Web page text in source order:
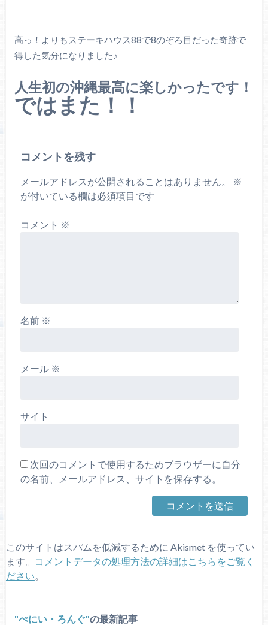
高っ！よりもステーキハウス88で8のぞろ目だった奇跡で
得した気分になりました♪
人生初の沖縄最高に楽しかったです！
ではまた！！
コメントを残す
メールアドレスが公開されることはありません。
※
が付いている欄は必須項目です
コメント ※
名前 ※
メール ※
サイト
次回のコメントで使用するためブラウザーに自分
の名前、メールアドレス、サイトを保存する。
このサイトはスパムを低減するために Akismet を使ってい
ます。
コメントデータの処理方法の詳細はこちらをご覧く
ださい。
ぺにい・ろんぐ の最新記事